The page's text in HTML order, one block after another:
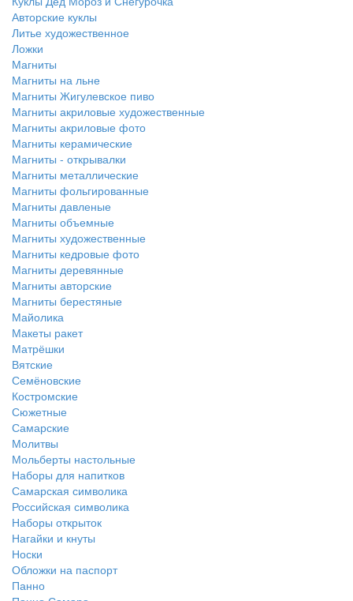
Авторские куклы
Литье художественное
Ложки
Магниты
Магниты на льне
Магниты Жигулевское пиво
Магниты акриловые художественные
Магниты акриловые фото
Магниты керамические
Магниты - открывалки
Магниты металлические
Магниты фольгированные
Магниты давленые
Магниты объемные
Магниты художественные
Магниты кедровые фото
Магниты деревянные
Магниты авторские
Магниты берестяные
Майолика
Макеты ракет
Матрёшки
Вятские
Семёновские
Костромские
Сюжетные
Самарские
Молитвы
Мольберты настольные
Наборы для напитков
Самарская символика
Российская символика
Наборы открыток
Нагайки и кнуты
Носки
Обложки на паспорт
Панно